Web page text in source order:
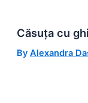
Căsuța cu
By Alexandra